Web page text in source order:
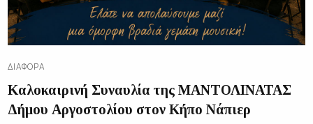
ΔΙΑΦΟΡΑ
Καλοκαιρινή Συναυλία της ΜΑΝΤΟΛΙΝΑΤΑΣ
Δήμου Αργοστολίου στον Κήπο Νάπιερ